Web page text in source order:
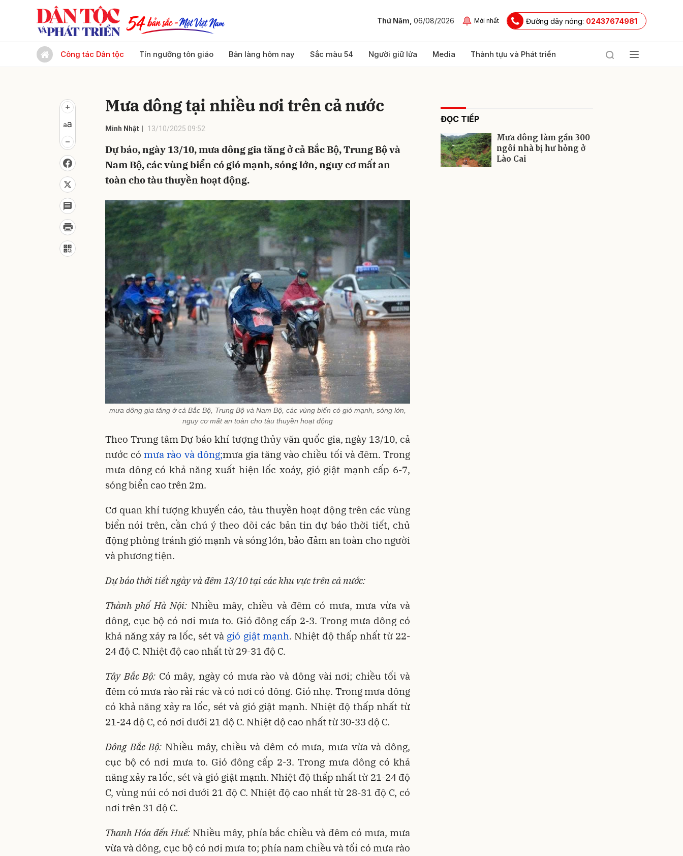
Thứ Năm, 06/08/2026 Mới nhất Đường dây nóng: 02437674981
Công tác Dân tộc Tín ngưỡng tôn giáo Bản làng hôm nay Sắc màu 54 Người giữ lửa Media Thành tựu và Phát triển
Mưa dông tại nhiều nơi trên cả nước
Minh Nhật 13/10/2025 09:52
Dự báo, ngày 13/10, mưa dông gia tăng ở cả Bắc Bộ, Trung Bộ và
Nam Bộ, các vùng biển có gió mạnh, sóng lớn, nguy cơ mất an
toàn cho tàu thuyền hoạt động.
mưa dông gia tăng ở cả Bắc Bộ, Trung Bộ và Nam Bộ, các vùng biển có gió mạnh, sóng lớn,
nguy cơ mất an toàn cho tàu thuyền hoạt động
Theo Trung tâm Dự báo khí tượng thủy văn quốc gia, ngày 13/10, cả
nước có mưa rào và dông;mưa gia tăng vào chiều tối và đêm. Trong
mưa dông có khả năng xuất hiện lốc xoáy, gió giật mạnh cấp 6-7,
sóng biển cao trên 2m.
Cơ quan khí tượng khuyến cáo, tàu thuyền hoạt động trên các vùng
biển nói trên, cần chú ý theo dõi các bản tin dự báo thời tiết, chủ
động phòng tránh gió mạnh và sóng lớn, bảo đảm an toàn cho người
và phương tiện.
Dự báo thời tiết ngày và đêm 13/10 tại các khu vực trên cả nước:
Thành phố Hà Nội: Nhiều mây, chiều và đêm có mưa, mưa vừa và
dông, cục bộ có nơi mưa to. Gió đông cấp 2-3. Trong mưa dông có
khả năng xảy ra lốc, sét và gió giật mạnh. Nhiệt độ thấp nhất từ 22-
24 độ C. Nhiệt độ cao nhất từ 29-31 độ C.
Tây Bắc Bộ: Có mây, ngày có mưa rào và dông vài nơi; chiều tối và
đêm có mưa rào rải rác và có nơi có dông. Gió nhẹ. Trong mưa dông
có khả năng xảy ra lốc, sét và gió giật mạnh. Nhiệt độ thấp nhất từ
21-24 độ C, có nơi dưới 21 độ C. Nhiệt độ cao nhất từ 30-33 độ C.
Đông Bắc Bộ: Nhiều mây, chiều và đêm có mưa, mưa vừa và dông,
cục bộ có nơi mưa to. Gió đông cấp 2-3. Trong mưa dông có khả
năng xảy ra lốc, sét và gió giật mạnh. Nhiệt độ thấp nhất từ 21-24 độ
C, vùng núi có nơi dưới 21 độ C. Nhiệt độ cao nhất từ 28-31 độ C, có
nơi trên 31 độ C.
Thanh Hóa đến Huế:Nhiều mây, phía bắc chiều và đêm có mưa, mưa
vừa và dông, cục bộ có nơi mưa to; phía nam chiều và tối có mưa rào
ĐỌC TIẾP
Mưa dông làm gần 300
ngôi nhà bị hư hỏng ở
Lào Cai
Gửi bình luận
Gửi